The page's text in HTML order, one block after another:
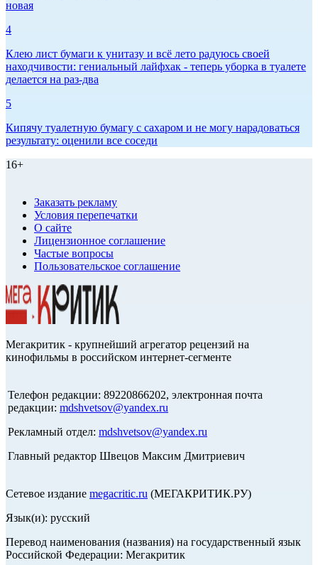
новая
4
Клею лист бумаги к унитазу и всё лето радуюсь своей
находчивости: гениальный лайфхак - теперь уборка в туалете
делается на раз-два
5
Кипячу туалетную бумагу с сахаром и не могу нарадоваться
результату: оценили все соседи
16+
Заказать рекламу
Условия перепечатки
О сайте
Лицензионное соглашение
Частые вопросы
Пользовательское соглашение
Мегакритик - крупнейший агрегатор рецензий на
кинофильмы в российском интернет-сегменте
Телефон редакции: 89220866202, электронная почта
редакции: mdshvetsov@yandex.ru
Рекламный отдел: mdshvetsov@yandex.ru
Главный редактор Швецов Максим Дмитриевич
Сетевое издание megacritic.ru (МЕГАКРИТИК.РУ)
Язык(и): русский
Перевод наименования (названия) на государственный язык
Российской Федерации: Мегакритик